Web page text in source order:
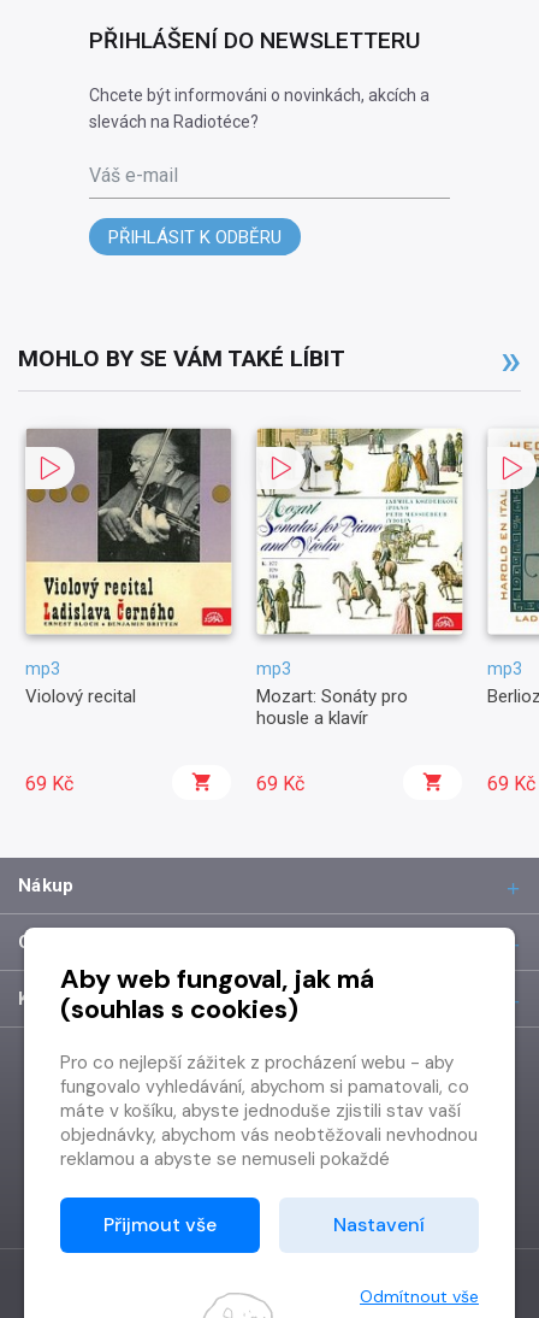
PŘIHLÁŠENÍ DO NEWSLETTERU
Chcete být informováni o novinkách, akcích a
slevách na Radiotéce?
Váš e-mail
PŘIHLÁSIT K ODBĚRU
MOHLO BY SE VÁM TAKÉ LÍBIT
mp3
Violový recital
69 Kč
mp3
Mozart: Sonáty pro
housle a klavír
69 Kč
mp3
69 Kč
Nákup
O společnosti
Kontakt
Aby web fungoval, jak má
(souhlas s cookies)
Pro co nejlepší zážitek z procházení webu - aby
fungovalo vyhledávání, abychom si pamatovali, co
máte v košíku, abyste jednoduše zjistili stav vaší
objednávky, abychom vás neobtěžovali nevhodnou
reklamou a abyste se nemuseli pokaždé
Proto od vás potřebujeme souhlas se
zpracováním souborů cookies
Děkujeme, že nám ho dáte a pomůžete nám tak
Přijmout vše Nastavení
Odmítnout vše